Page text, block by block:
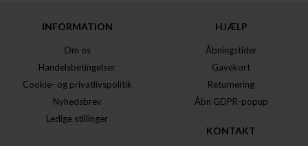
INFORMATION
Om os
Handelsbetingelser
Cookie- og privatlivspolitik
Nyhedsbrev
Ledige stillinger
HJÆLP
Åbningstider
Gavekort
Returnering
Åbn GDPR-popup
KONTAKT